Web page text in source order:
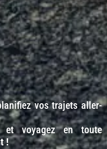
vos trajets aller-
et voyagez en toute
!